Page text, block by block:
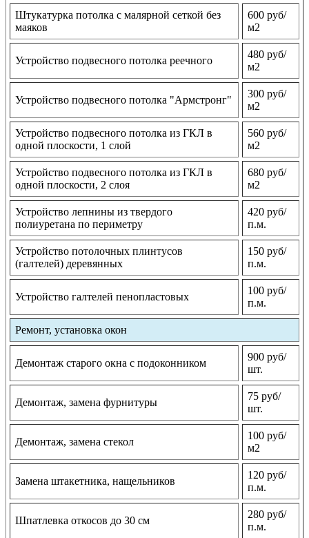
Штукатурка потолка с малярной сеткой без
маяков
600 руб/
м2
Устройство подвесного потолка реечного
480 руб/
м2
Устройство подвесного потолка "Армстронг"
300 руб/
м2
Устройство подвесного потолка из ГКЛ в
одной плоскости, 1 слой
560 руб/
м2
Устройство подвесного потолка из ГКЛ в
одной плоскости, 2 слоя
680 руб/
м2
Устройство лепнины из твердого
полиуретана по периметру
420 руб/
п.м.
Устройство потолочных плинтусов
(галтелей) деревянных
150 руб/
п.м.
Устройство галтелей пенопластовых
100 руб/
п.м.
Ремонт, установка окон
Демонтаж старого окна с подоконником
900 руб/
шт.
Демонтаж, замена фурнитуры
75 руб/
шт.
Демонтаж, замена стекол
100 руб/
м2
Замена штакетника, нащельников
120 руб/
п.м.
Шпатлевка откосов до 30 см
280 руб/
п.м.